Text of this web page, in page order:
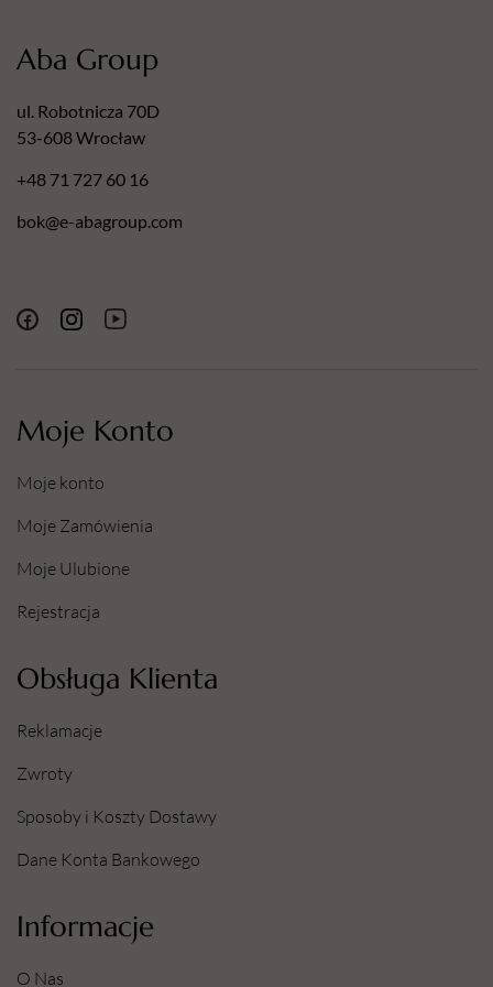
Moje Konto
Moje konto
Moje Zamówienia
Moje Ulubione
Rejestracja
Obsługa Klienta
Reklamacje
Zwroty
Sposoby i Koszty Dostawy
Dane Konta Bankowego
Informacje
O Nas
Aba Group
ul. Robotnicza 70D
53-608 Wrocław
+48 71 727 60 16
bok@e-abagroup.com